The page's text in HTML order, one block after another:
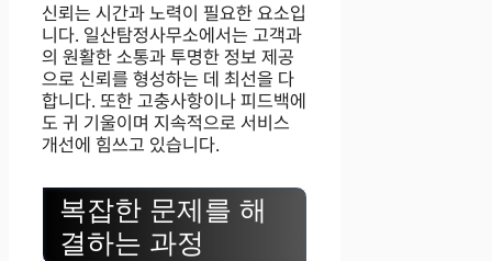
신뢰는 시간과 노력이 필요한 요소입
니다. 일산탐정사무소에서는 고객과
의 원활한 소통과 투명한 정보 제공
으로 신뢰를 형성하는 데 최선을 다
합니다. 또한 고충사항이나 피드백에
도 귀 기울이며 지속적으로 서비스
개선에 힘쓰고 있습니다.
복잡한 문제를 해
결하는 과정